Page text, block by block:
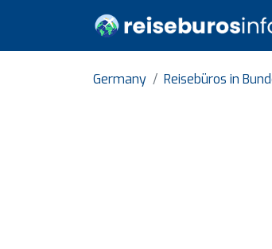
Germany Reisebüros in